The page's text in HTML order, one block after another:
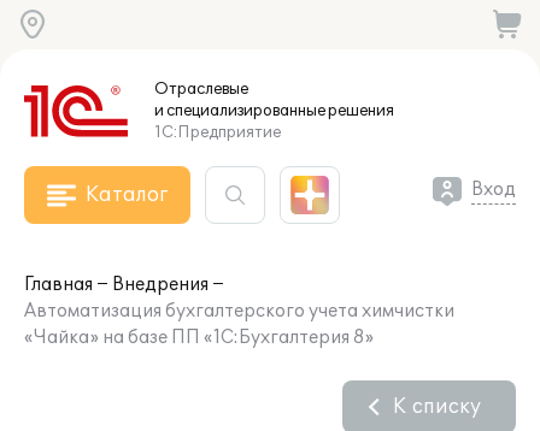
Отраслевые
и специализированныерешения
1С:Предприятие
Каталог Вход
Главная
Внедрения
Автоматизация бухгалтерского учета химчистки
«Чайка» на базе ПП «1С:Бухгалтерия 8»
К списку